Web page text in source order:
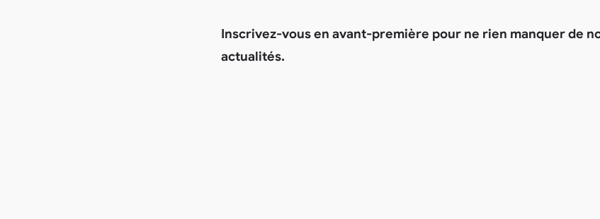
Inscrivez-vous en avant-première pour ne rien manquer de
actualités.